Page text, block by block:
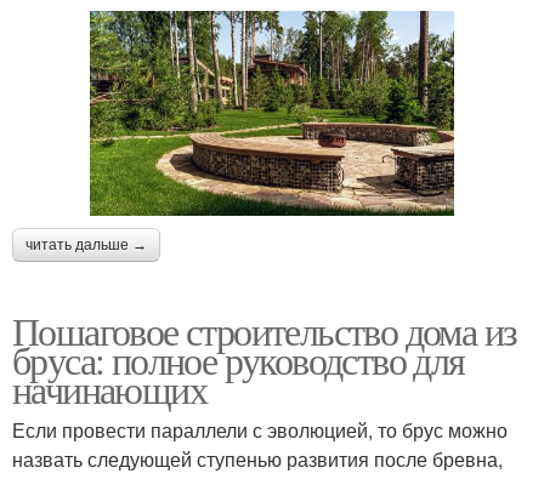
читать дальше →
Пошаговое строительство дома из
бруса: полное руководство для
начинающих
Если провести параллели с эволюцией, то брус можно
назвать следующей ступенью развития после бревна,